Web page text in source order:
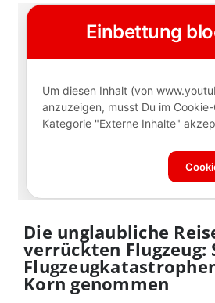
Die unglaubliche
verrückten Flugzeug:
Korn genommen